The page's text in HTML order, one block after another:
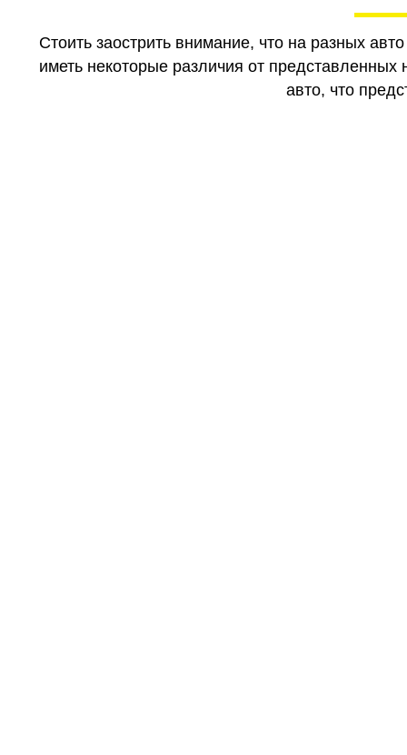
Стоить заострить внимание, что на разных
иметь некоторые различия от
авто, что